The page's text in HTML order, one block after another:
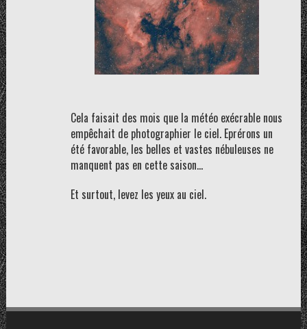
Cela faisait des mois que la météo exécrable nous
empêchait de photographier le ciel. Eprérons un
été favorable, les belles et vastes nébuleuses ne
manquent pas en cette saison…
Et surtout, levez les yeux au ciel.